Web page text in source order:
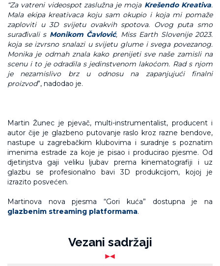
“Za vatreni videospot zaslužna je moja Krešendo Kreativa.
Mala ekipa kreativaca koju sam okupio i koja mi pomaže
zaploviti u 3D svijetu ovakvih spotova. Ovog puta smo
surađivali s Monikom Čavlović, Miss Earth Slovenije 2023.
koja se izvrsno snalazi u svijetu glume i svega povezanog.
Monika je odmah znala kako prenijeti sve naše zamisli na
scenu i to je odradila s jedinstvenom lakoćom. Rad s njom
je nezamislivo brz u odnosu na zapanjujući finalni
proizvod”, nadodao je.
Martin Žunec je pjevač, multi-instrumentalist, producent i
autor čije je glazbeno putovanje raslo kroz razne bendove,
nastupe u zagrebačkim klubovima i suradnje s poznatim
imenima estrade za koje je pisao i producirao pjesme. Od
djetinjstva gaji veliku ljubav prema kinematografiji i uz
glazbu se profesionalno bavi 3D produkcijom, kojoj je
izrazito posvećen.
Martinova nova pjesma “Gori kuća” dostupna je na
glazbenim streaming platformama.
Vezani sadržaji